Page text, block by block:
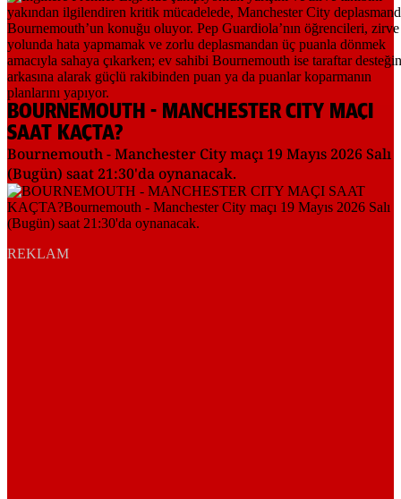
BOURNEMOUTH - MANCHESTER CITY MAÇI
SAAT KAÇTA?
Bournemouth - Manchester City maçı 19 Mayıs 2026 Salı
(Bugün) saat 21:30'da oynanacak.
REKLAM